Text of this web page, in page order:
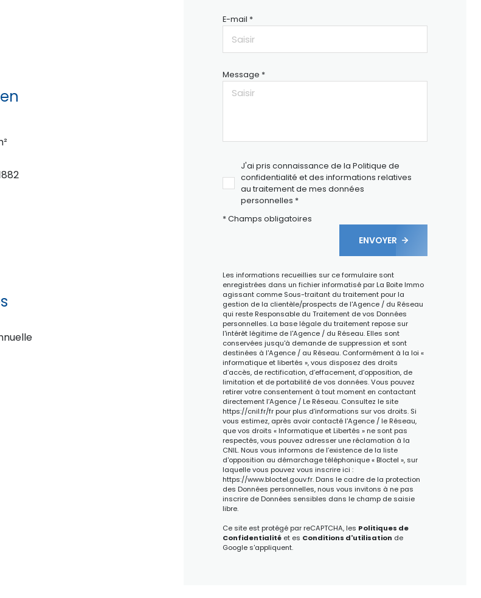
E-mail *
Message *
J'ai pris connaissance de la Politique de
confidentialité et des informations relatives
au traitement de mes données
personnelles *
* Champs obligatoires
ENVOYER
Les informations recueillies sur ce formulaire sont
enregistrées dans un fichier informatisé par La Boite Immo
agissant comme Sous-traitant du traitement pour la
gestion de la clientèle/prospects de l'Agence / du Réseau
qui reste Responsable du Traitement de vos Données
personnelles. La base légale du traitement repose sur
l'intérêt légitime de l'Agence / du Réseau. Elles sont
conservées jusqu'à demande de suppression et sont
destinées à l'Agence / au Réseau. Conformément à la loi «
informatique et libertés », vous disposez des droits
d’accès, de rectification, d’effacement, d’opposition, de
limitation et de portabilité de vos données. Vous pouvez
retirer votre consentement à tout moment en contactant
directement l’Agence / Le Réseau. Consultez le site
https://cnil.fr/frpour plus d’informations sur vos droits. Si
vous estimez, après avoir contacté l'Agence / le Réseau,
que vos droits « Informatique et Libertés » ne sont pas
respectés, vous pouvez adresser une réclamation à la
CNIL. Nous vous informons de l’existence de la liste
d'opposition au démarchage téléphonique « Bloctel », sur
laquelle vous pouvez vous inscrire ici :
https://www.bloctel.gouv.fr. Dans le cadre de la protection
des Données personnelles, nous vous invitons à ne pas
inscrire de Données sensibles dans le champ de saisie
libre.
Ce site est protégé par reCAPTCHA, les Politiques de
Confidentialitéet es Conditions d'utilisation de
Google s'appliquent.